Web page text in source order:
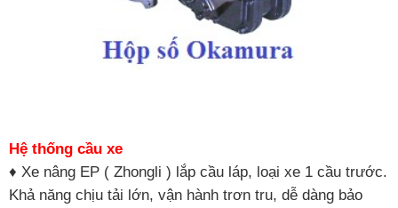
Hệ thống cầu xe
♦ Xe nâng EP ( Zhongli ) lắp cầu láp, loại xe 1 cầu trước.
Khả năng chịu tải lớn, vận hành trơn tru, dễ dàng bảo